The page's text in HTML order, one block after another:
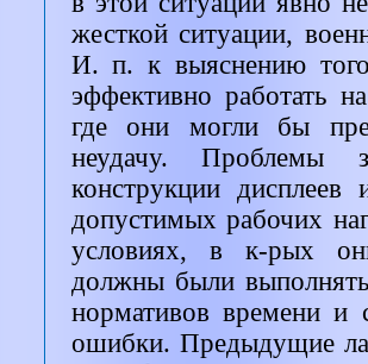
жесткой ситуации,
И. п. к выяснению
эффективно работать
где они могли бы
неудачу. Проблемы
конструкции
допустимых рабочих
условиях, в к-рых
должны были
нормативов времени и
ошибки. Предыдущие